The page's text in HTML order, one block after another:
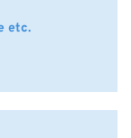
etc.